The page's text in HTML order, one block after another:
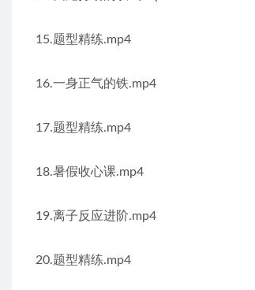
15.题型精练.mp4
16.一身正气的铁.mp4
17.题型精练.mp4
18.暑假收心课.mp4
19.离子反应进阶.mp4
20.题型精练.mp4